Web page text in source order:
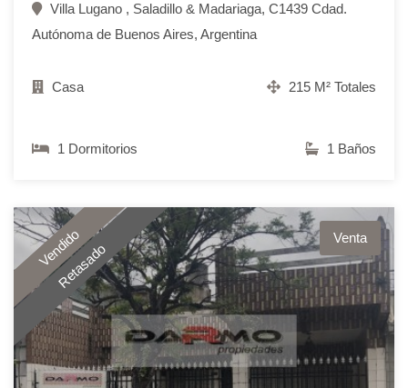
Villa Lugano , Saladillo & Madariaga, C1439 Cdad.
Autónoma de Buenos Aires, Argentina
Casa 215 M² Totales
1 Dormitorios 1 Baños
Vendido
Retasado
Venta